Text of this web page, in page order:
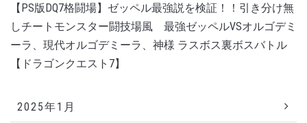
【PS版DQ7格闘場】ゼッペル最強説を検証！！引き分け無
しチートモンスター闘技場風 最強ゼッペルVSオルゴデミ
ーラ、現代オルゴデミーラ、神様 ラスボス裏ボスバトル
【ドラゴンクエスト7】
2025年1月